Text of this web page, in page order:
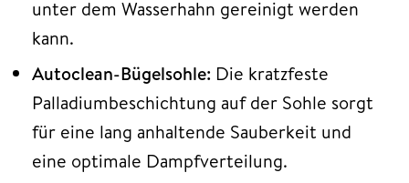
unter dem Wasserhahn gereinigt werden
kann.
Autoclean-Bügelsohle: Die kratzfeste
Palladiumbeschichtung auf der Sohle sorgt
für eine lang anhaltende Sauberkeit und
eine optimale Dampfverteilung.